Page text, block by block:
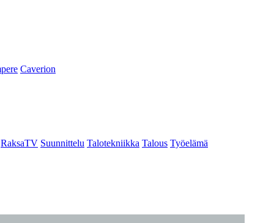
Caverion
RaksaTV Suunnittelu Talotekniikka Talous Työelämä